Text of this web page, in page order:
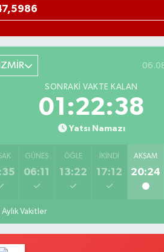
İZMİR
SONRAKI VAKTE KALAN
01:22:38
Yatsı Namazı
GÜNEŞ
06:11
ÖĞLE
13:22
İKINDI
17:12
AKŞAM
20:24
Aylık Vakitler